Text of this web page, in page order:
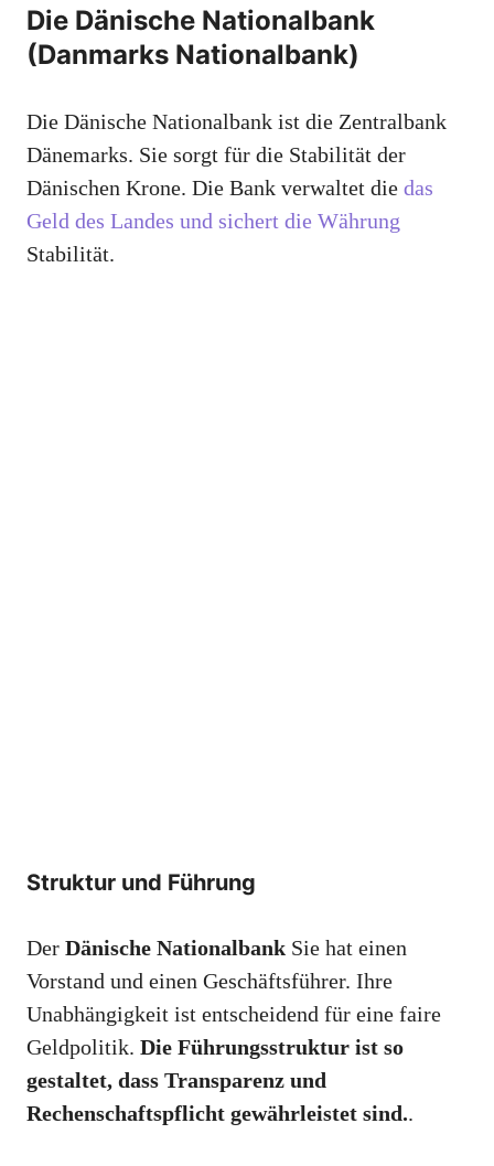
Die Dänische Nationalbank
(Danmarks Nationalbank)
Die Dänische Nationalbank ist die Zentralbank
Dänemarks. Sie sorgt für die Stabilität der
Dänischen Krone. Die Bank verwaltet die das
Geld des Landes und sichert die Währung
Stabilität.
Struktur und Führung
Der Dänische Nationalbank Sie hat einen
Vorstand und einen Geschäftsführer. Ihre
Unabhängigkeit ist entscheidend für eine faire
Geldpolitik. Die Führungsstruktur ist so
gestaltet, dass Transparenz und
Rechenschaftspflicht gewährleistet sind..